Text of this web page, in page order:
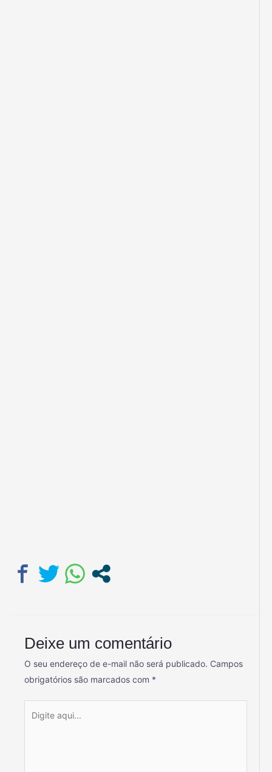
Deixe um comentário
O seu endereço de e-mail não será publicado. Campos
obrigatórios são marcados com *